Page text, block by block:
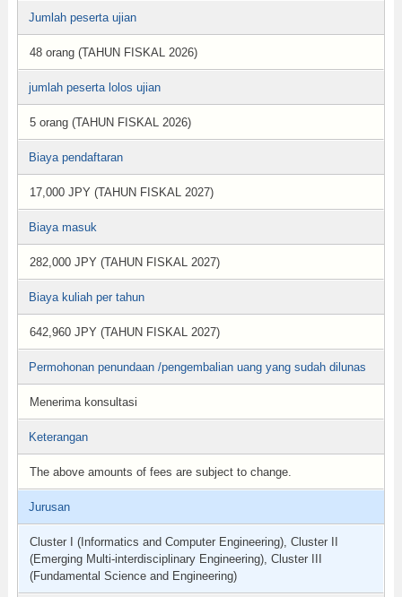
Jumlah peserta ujian
48 orang (TAHUN FISKAL 2026)
jumlah peserta lolos ujian
5 orang (TAHUN FISKAL 2026)
Biaya pendaftaran
17,000 JPY (TAHUN FISKAL 2027)
Biaya masuk
282,000 JPY (TAHUN FISKAL 2027)
Biaya kuliah per tahun
642,960 JPY (TAHUN FISKAL 2027)
Permohonan penundaan /pengembalian uang yang sudah dilunas
Menerima konsultasi
Keterangan
The above amounts of fees are subject to change.
Jurusan
Cluster I (Informatics and Computer Engineering), Cluster II
(Emerging Multi-interdisciplinary Engineering), Cluster III
(Fundamental Science and Engineering)